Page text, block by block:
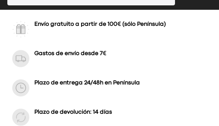
Envío gratuito a partir de 100€ (sólo Península)
Gastos de envío desde 7€
Plazo de entrega 24/48h en Península
Plazo de devolución: 14 días